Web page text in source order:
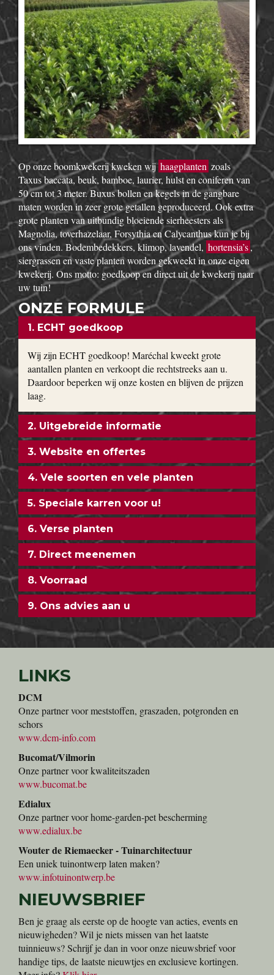
Op onze boomkwekerij kweken wijhaagplanten zoals
Taxus baccata, beuk, bamboe, laurier, hulst en coniferen van
50 cm tot 3 meter. Buxus bollen en kegels in de gangbare
maten worden in zeer grote getallen geproduceerd. Ook extra
grote planten van uitbundig bloeiende sierheesters als
Magnolia, toverhazelaar, Forsythia en Calycanthus kun je bij
ons vinden. Bodembedekkers, klimop, lavendel, hortensia’s,
siergrassen en vaste planten worden gekweekt in onze eigen
kwekerij. Ons motto: goedkoop en direct uit de kwekerij naar
uw tuin!
ONZE FORMULE
1. ECHT goedkoop
Wij zijn ECHT goedkoop! Maréchal kweekt grote
aantallen planten en verkoopt die rechtstreeks aan u.
Daardoor beperken wij onze kosten en blijven de prijzen
laag.
2. Uitgebreide informatie
3. Website en offertes
4. Vele soorten en vele planten
5. Speciale karren voor u!
6. Verse planten
7. Direct meenemen
8. Voorraad
9. Ons advies aan u
LINKS
DCM
Onze partner voor meststoffen, graszaden, potgronden en
schors
www.dcm-info.com
Bucomat/Vilmorin
Onze partner voor kwaliteitszaden
www.bucomat.be
Edialux
Onze partner voor home-garden-pet bescherming
www.edialux.be
Wouter de Riemaecker - Tuinarchitectuur
Een uniek tuinontwerp laten maken?
www.infotuinontwerp.be
NIEUWSBRIEF
Ben je graag als eerste op de hoogte van acties, events en
nieuwigheden? Wil je niets missen van het laatste
tuinnieuws? Schrijf je dan in voor onze nieuwsbrief voor
handige tips, de laatste nieuwtjes en exclusieve kortingen.